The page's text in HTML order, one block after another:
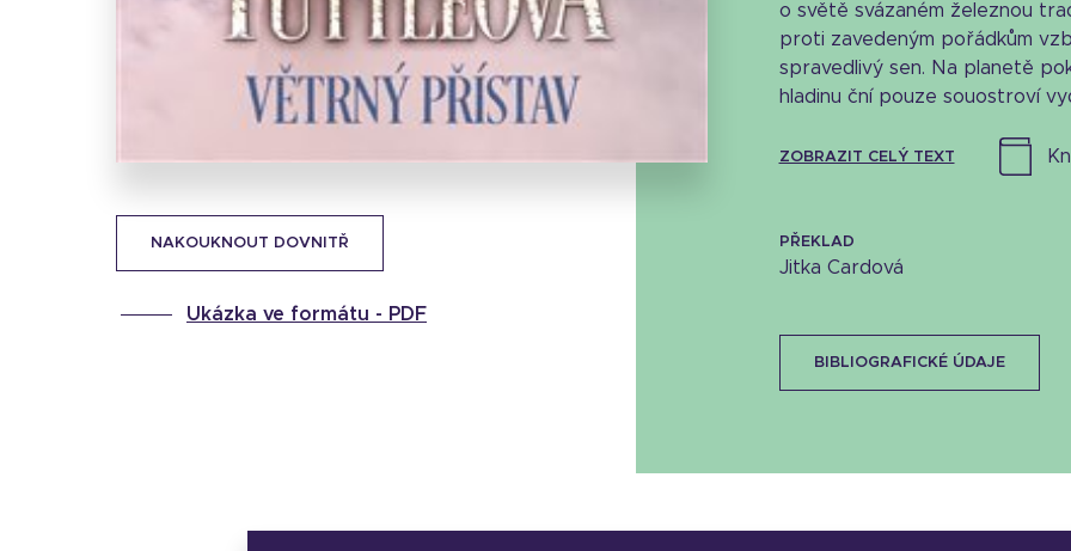
Stáhnout obálku
NAKOUKNOUT DOVNITŘ
Ukázka ve formátu - PDF
o světě svázaném železnou
proti zavedeným pořádkům
spravedlivý sen. Na planetě
hladinu ční pouze souostroví
ZOBRAZIT CELÝ TEXT
PŘEKLAD
Jitka Cardová
BIBLIOGRAFICKÉ ÚDAJE